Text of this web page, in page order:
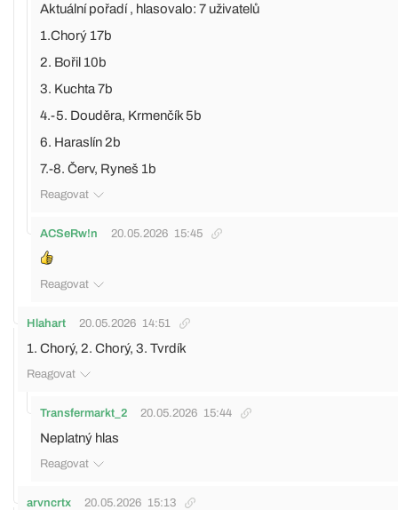
Aktuální pořadí , hlasovalo: 7 uživatelů
1.Chorý 17b
2. Bořil 10b
3. Kuchta 7b
4.-5. Douděra, Krmenčík 5b
6. Haraslín 2b
7.-8. Červ, Ryneš 1b
Reagovat
ACSeRw!n 20.05.2026 15:45
Reagovat
Hlahart 20.05.2026 14:51
1. Chorý, 2. Chorý, 3. Tvrdík
Reagovat
Transfermarkt_2 20.05.2026 15:44
Neplatný hlas
Reagovat
arvncrtx 20.05.2026 15:13